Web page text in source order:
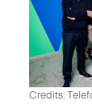
Credits: